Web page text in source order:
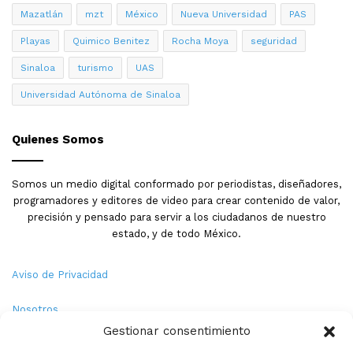
Gestionar consentimiento
climático de Mazatlán: durante fase diurna, mantener
hidratación constante (beber agua cada 15-20 minutos),
usar sombreros o gorras, buscar sombra durante picos
de radiación, y limitar actividad física intensa al aire
libre. Trabajadores en sectores expuestos (construcción,
implementar pausas de enfriamiento frecuentes y
reforzadas contra viento (revisar techos, árboles
cercanos, objetos sueltos en terrazas), evitar
conducción innecesaria si tormenta es severa, y
(linterna, batería, medicamentos esenciales).
Contexto de giro climático en transición estival de
El giro climático de Mazatlán refleja patrón
Mazatlán mzt México Nueva Universidad PAS
Playas Quimico Benitez Rocha Moya seguridad
Sinaloa turismo UAS
Universidad Autónoma de Sinaloa
Quienes Somos
Somos un medio digital conformado por periodistas, diseñadores,
programadores y editores de video para crear contenido de valor,
precisión y pensado para servir a los ciudadanos de nuestro
estado, y de todo México.
Aviso de Privacidad
Nosotros